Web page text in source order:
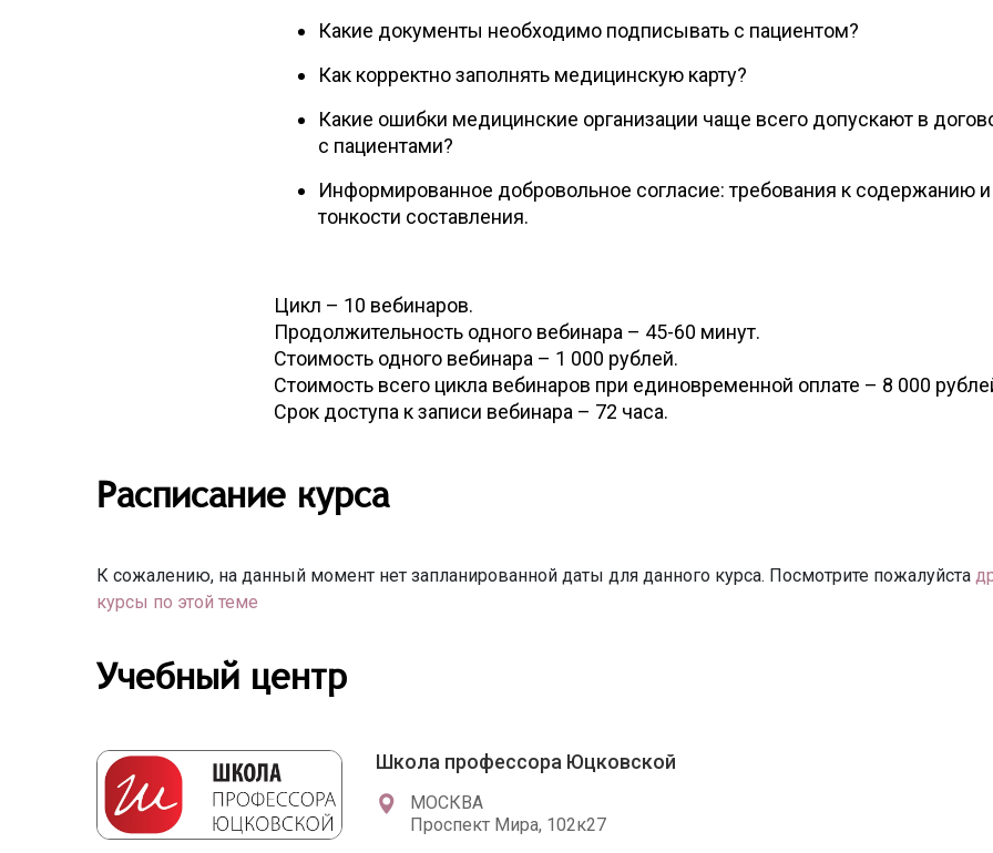
Какие документы необходимо подписывать с пациентом?
Как корректно заполнять медицинскую карту?
Какие ошибки медицинские организации чаще всего допускают в
с пациентами?
Информированное добровольное согласие: требования к содержанию и
тонкости составления.
Цикл – 10 вебинаров.
Продолжительность одного вебинара – 45-60 минут.
Стоимость одного вебинара – 1 000 рублей.
Стоимость всего цикла вебинаров при единовременной оплате – 8 000
Срок доступа к записи вебинара – 72 часа.
Расписание курса
К сожалению, на данный момент нет запланированной даты для данного курса. Посмотрите пожалуйста
курсы по этой теме
Учебный центр
Школа профессора Юцковской
МОСКВА
Проспект Мира, 102к27